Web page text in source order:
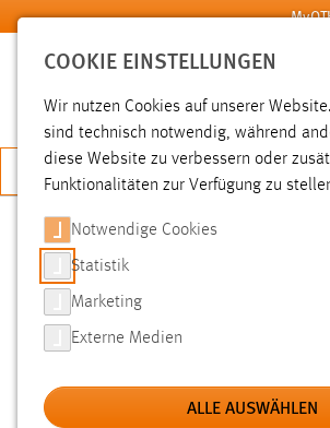
Zum Hauptinhalt springen
JETZT BEWERBEN
SUCHE
FILTER
Typ
COOKIE EINSTELLUNGEN
Wir nutzen Cookies auf unserer
sind technisch notwendig, während
diese Website zu verbessern oder
Funktionalitäten zur Verfügung zu
Notwendige Cookies
Statistik
Marketing
Externe Medien
ALLE AUSWÄHLEN